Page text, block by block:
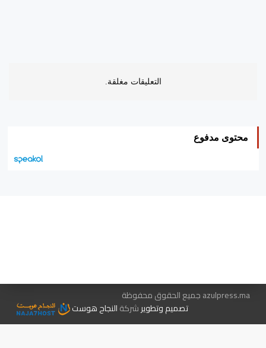
التعليقات مغلقة.
محتوى مدفوع
azulpress.ma جميع الحقوق محفوظة
تصميم وتطويرشركةالنجاح هوست